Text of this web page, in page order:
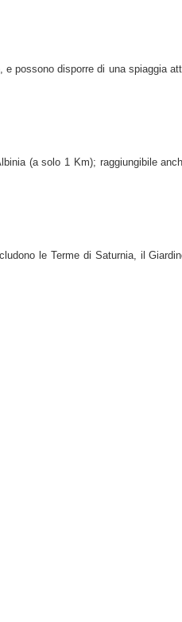
possono disporre di una spiaggia
(a solo 1 Km); raggiungibile
le Terme di Saturnia, il